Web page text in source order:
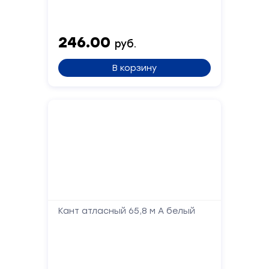
246.00 руб.
В корзину
Кант атласный 65,8 м А белый
обратной
связи